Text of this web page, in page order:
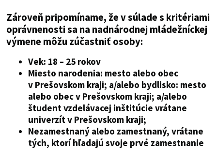
Zároveň pripomíname, že v súlade s kritériami
oprávnenosti sa na nadnárodnej mládežníckej
výmene môžu zúčastniť osoby:
Vek: 18 – 25 rokov
Miesto narodenia: mesto alebo obec
v Prešovskom kraji; a/alebo bydlisko: mesto
alebo obec v Prešovskom kraji; a/alebo
študent vzdelávacej inštitúcie vrátane
univerzít v Prešovskom kraji;
Nezamestnaný alebo zamestnaný, vrátane
tých, ktorí hľadajú svoje prvé zamestnanie